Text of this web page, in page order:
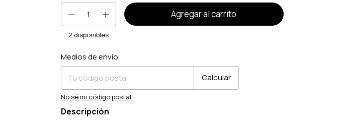
2 disponibles
Entregas para el CP:
Medios de envío
Calcular
No sé mi código postal
Descripción